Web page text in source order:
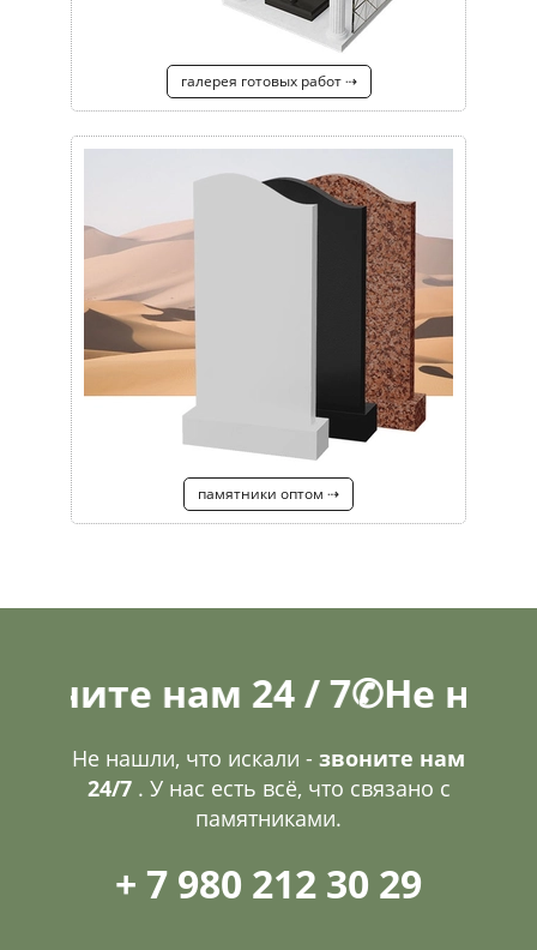
галерея готовых работ ⇢
памятники оптом ⇢
нам 24 / 7 ✆Не нашли,
Не нашли, что искали - звоните нам
24/7. У нас есть всё, что связано с
памятниками.
+ 7 980 212 30 29